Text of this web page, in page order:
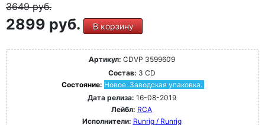
3649руб.
2899 руб. В корзину
Артикул: CDVP 3599609
Состав: 3 CD
Состояние: Новое. Заводская упаковка.
Дата релиза: 16-08-2019
Лейбл: RCA
Исполнители: Runrig / Runrig